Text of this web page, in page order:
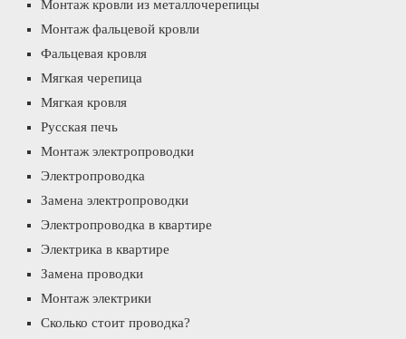
Монтаж кровли из металлочерепицы
Монтаж фальцевой кровли
Фальцевая кровля
Мягкая черепица
Мягкая кровля
Русская печь
Монтаж электропроводки
Электропроводка
Замена электропроводки
Электропроводка в квартире
Электрика в квартире
Замена проводки
Монтаж электрики
Сколько стоит проводка?